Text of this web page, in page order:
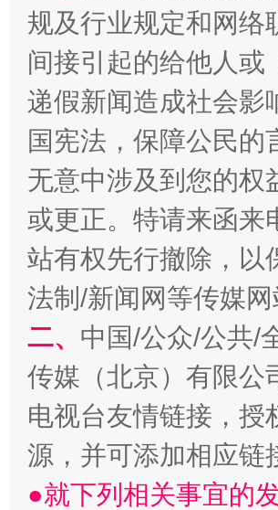
揭开“小金库”的免责幌子
受贿1.44亿！段成刚被判无期
规及行业规定和网络
间接引起的给他人或
递假新闻造成社会影
国宪法，保障公民
无意中涉及到您的权
或更正。特请来函来
站有权先行撤除，以
法制/新闻网等传媒
二、 中国/公众/公共/
传媒（北京）有限公
电视台友情链接，授
源，并可添加相应链
●就下列相关事宜的